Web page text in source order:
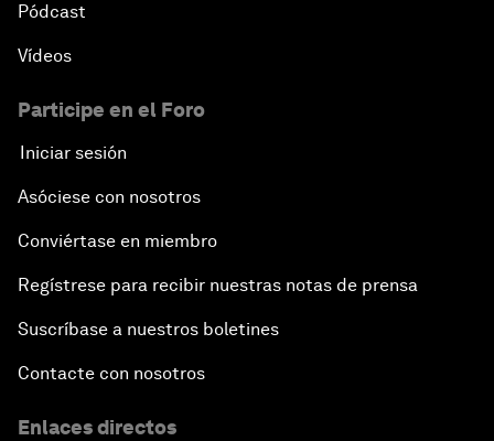
Pódcast
Vídeos
Participe en el Foro
Iniciar sesión
Asóciese con nosotros
Conviértase en miembro
Regístrese para recibir nuestras notas de prensa
Suscríbase a nuestros boletines
Contacte con nosotros
Enlaces directos